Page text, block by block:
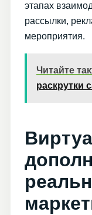
этапах
рассылки,
мероприятия.
Читайте
раскрутки